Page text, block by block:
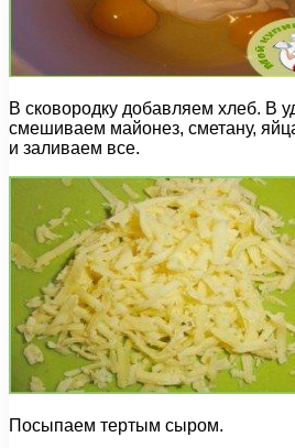
В сковородку добавляем хлеб. В
смешиваем майонез, сметану,
и заливаем все.
Посыпаем тертым сыром.